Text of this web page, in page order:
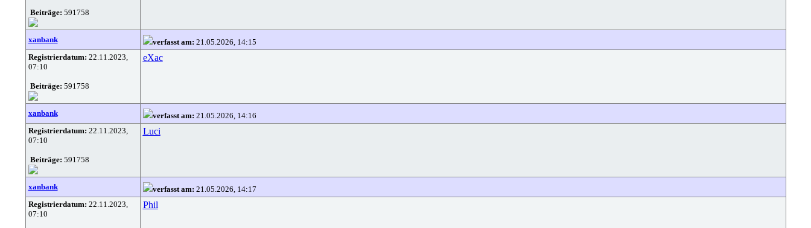
Beiträge: 591758
xanbank verfasst am: 21.05.2026, 14:15
Registrierdatum: 22.11.2023,
07:10
Beiträge: 591758
eXac
xanbank verfasst am: 21.05.2026, 14:16
Registrierdatum: 22.11.2023,
07:10
Beiträge: 591758
Luci
xanbank verfasst am: 21.05.2026, 14:17
Registrierdatum: 22.11.2023,
07:10
Phil